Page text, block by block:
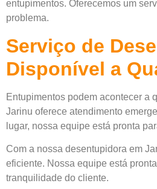
entupimentos. Oferecemos um
problema.
Serviço de
Disponível a
Entupimentos podem acontecer a
Jarinu oferece atendimento
lugar, nossa equipe está pronta
Com a nossa desentupidora em
eficiente. Nossa equipe está
tranquilidade do cliente.